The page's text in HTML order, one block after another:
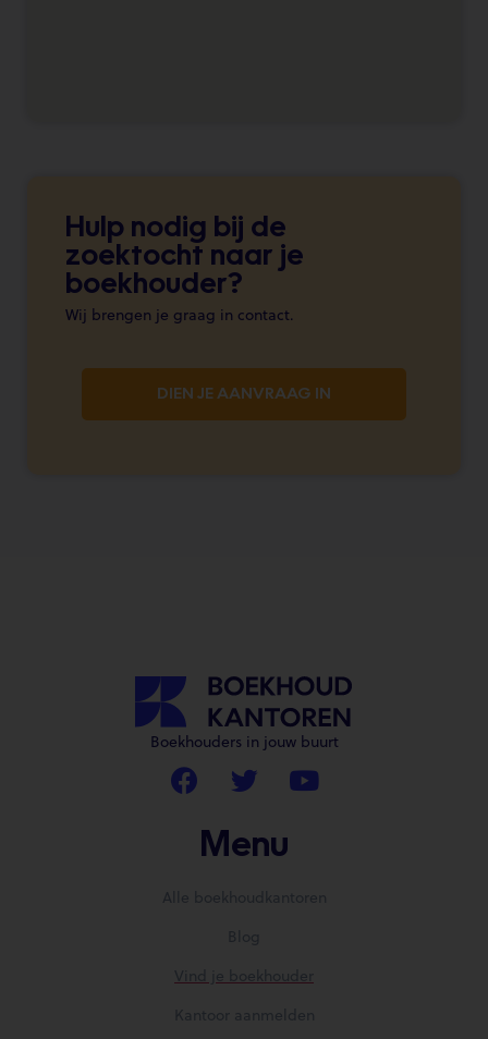
Hulp nodig bij de
zoektocht naar je
boekhouder?
Wij brengen je graag in contact.
DIEN JE AANVRAAG IN
Boekhouders in jouw buurt
Menu
Alle boekhoudkantoren
Blog
Vind je boekhouder
Kantoor aanmelden